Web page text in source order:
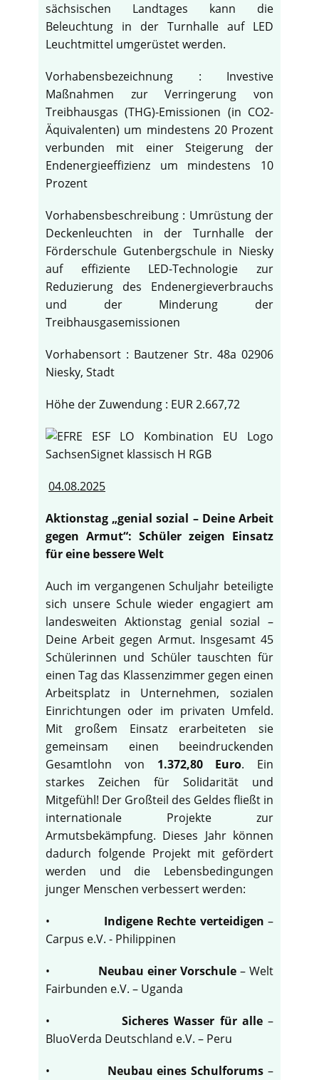
sächsischen Landtages kann die
Beleuchtung in der Turnhalle auf LED
Leuchtmittel umgerüstet werden.
Vorhabensbezeichnung : Investive
Maßnahmen zur Verringerung von
Treibhausgas (THG)-Emissionen (in CO2-
Äquivalenten) um mindestens 20 Prozent
verbunden mit einer Steigerung der
Endenergieeffizienz um mindestens 10
Prozent
Vorhabensbeschreibung : Umrüstung der
Deckenleuchten in der Turnhalle der
Förderschule Gutenbergschule in Niesky
auf effiziente LED-Technologie zur
Reduzierung des Endenergieverbrauchs
und der Minderung der
Treibhausgasemissionen
Vorhabensort : Bautzener Str. 48a 02906
Niesky, Stadt
Höhe der Zuwendung : EUR 2.667,72
04.08.2025
Aktionstag „genial sozial – Deine Arbeit
gegen Armut“: Schüler zeigen Einsatz
für eine bessere Welt
Auch im vergangenen Schuljahr beteiligte
sich unsere Schule wieder engagiert am
landesweiten Aktionstag genial sozial –
Deine Arbeit gegen Armut. Insgesamt 45
Schülerinnen und Schüler tauschten für
einen Tag das Klassenzimmer gegen einen
Arbeitsplatz in Unternehmen, sozialen
Einrichtungen oder im privaten Umfeld.
Mit großem Einsatz erarbeiteten sie
gemeinsam einen beeindruckenden
Gesamtlohn von 1.372,80 Euro. Ein
starkes Zeichen für Solidarität und
Mitgefühl! Der Großteil des Geldes fließt in
internationale Projekte zur
Armutsbekämpfung. Dieses Jahr können
dadurch folgende Projekt mit gefördert
werden und die Lebensbedingungen
junger Menschen verbessert werden:
• Indigene Rechte verteidigen –
Carpus e.V. - Philippinen
• Neubau einer Vorschule – Welt
Fairbunden e.V. – Uganda
•Sicheres Wasser für alle–
BluoVerda Deutschland e.V. – Peru
• Neubau eines Schulforums –